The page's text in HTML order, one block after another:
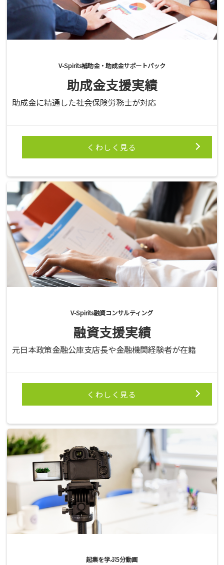
V-Spirits補助金・助成金サポートパック
助成金支援実績
助成金に精通した社会保険労務士が対応
くわしく見る
V-Spirits融資コンサルティング
融資支援実績
元日本政策金融公庫支店長や金融機関経験者が在籍
くわしく見る
起業を学ぶ5分動画